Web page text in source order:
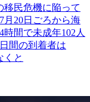
移民危機に陥って
月20日ごろから海
間で未成年102人
間の到着者は
くと